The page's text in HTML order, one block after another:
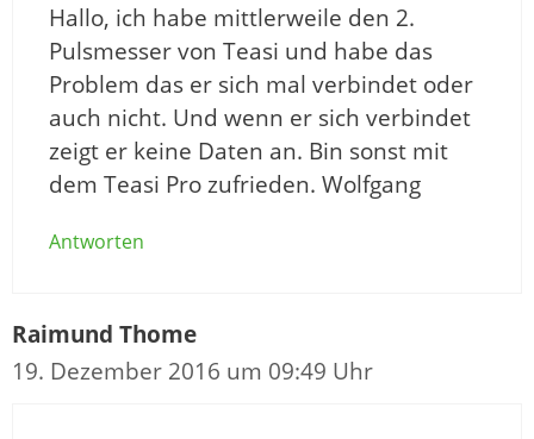
Hallo, ich habe mittlerweile den 2.
Pulsmesser von Teasi und habe das
Problem das er sich mal verbindet oder
auch nicht. Und wenn er sich verbindet
zeigt er keine Daten an. Bin sonst mit
dem Teasi Pro zufrieden. Wolfgang
Antworten
Raimund Thome
19. Dezember 2016 um 09:49 Uhr